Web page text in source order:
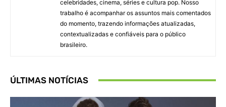
celebridades, cinema, séries e cultura pop. Nosso
trabalho é acompanhar os assuntos mais comentados
do momento, trazendo informações atualizadas,
contextualizadas e confiáveis para o público
brasileiro.
ÚLTIMAS NOTÍCIAS